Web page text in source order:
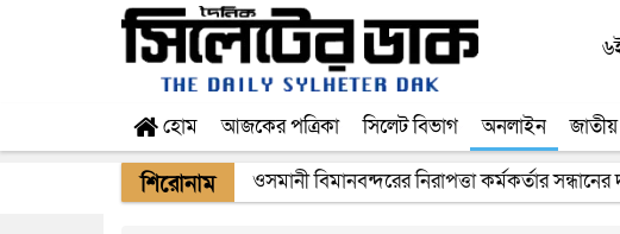
হোম আজকের পত্রিকা সিলেট বিভাগ অনলাইন জাতীয়
শিরোনাম ওসমানী বিমানবন্দরের নিরাপত্তা কর্মকর্তার সন্ধানের